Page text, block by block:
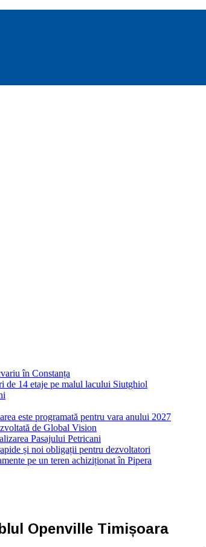
în Constanța
de 14 etaje pe malul lacului Siutghiol
este programată pentru vara anului 2027
de Global Vision
Pasajului Petricani
și noi obligații pentru dezvoltatori
pe un teren achiziționat în Pipera
Openville Timișoara